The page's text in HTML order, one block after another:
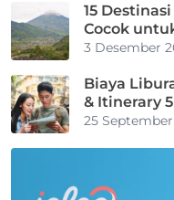
15
Cocok
3 Desember
Biaya
& Itinerary
25